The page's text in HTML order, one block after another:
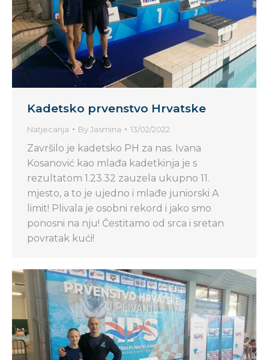
Kadetsko prvenstvo Hrvatske
Natjecanja ByJasmina 13/02/2022
Završilo je kadetsko PH za nas. Ivana
Kosanović kao mlađa kadetkinja je s
rezultatom 1.23.32 zauzela ukupno 11.
mjesto, a to je ujedno i mlađe juniorski A
limit! Plivala je osobni rekord i jako smo
ponosni na nju! Čestitamo od srca i sretan
povratak kući!